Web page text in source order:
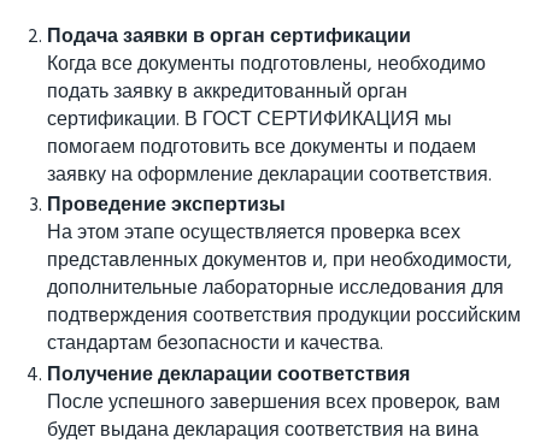
Подача заявки в орган сертификации
Когда все документы подготовлены, необходимо
подать заявку в аккредитованный орган
сертификации. В ГОСТ СЕРТИФИКАЦИЯ мы
помогаем подготовить все документы и подаем
заявку на оформление декларации соответствия.
Проведение экспертизы
На этом этапе осуществляется проверка всех
представленных документов и, при необходимости,
дополнительные лабораторные исследования для
подтверждения соответствия продукции российским
стандартам безопасности и качества.
Получение декларации соответствия
После успешного завершения всех проверок, вам
будет выдана декларация соответствия на вина